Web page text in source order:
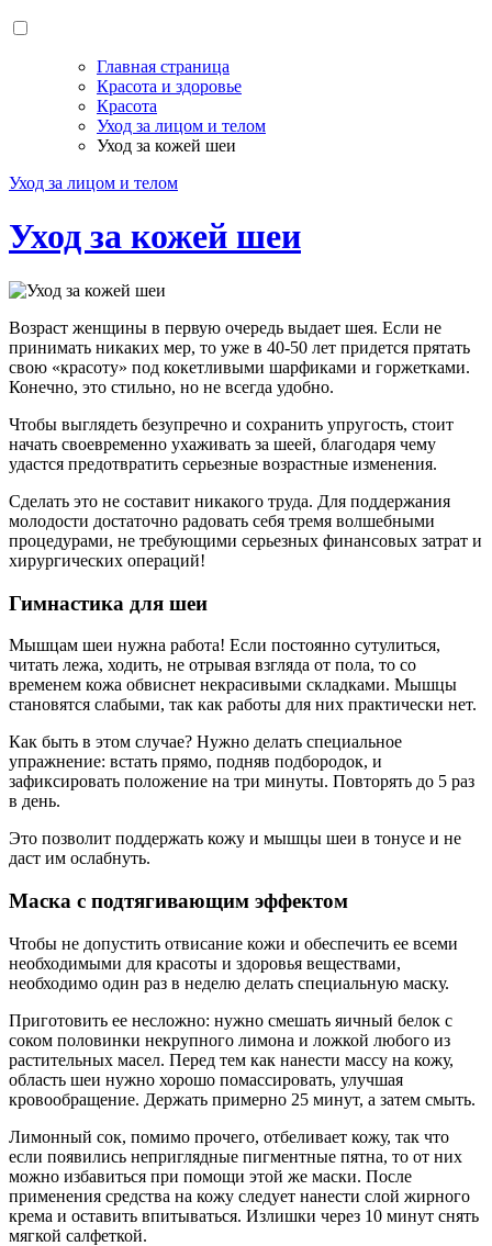
Главная страница
Красота и здоровье
Красота
Уход за лицом и телом
Уход за кожей шеи
Уход за лицом и телом
Уход за кожей шеи
Возраст женщины в первую очередь выдает шея. Если не
принимать никаких мер, то уже в 40-50 лет придется прятать
свою «красоту» под кокетливыми шарфиками и горжетками.
Конечно, это стильно, но не всегда удобно.
Чтобы выглядеть безупречно и сохранить упругость, стоит
начать своевременно ухаживать за шеей, благодаря чему
удастся предотвратить серьезные возрастные изменения.
Сделать это не составит никакого труда. Для поддержания
молодости достаточно радовать себя тремя волшебными
процедурами, не требующими серьезных финансовых затрат и
хирургических операций!
Гимнастика для шеи
Мышцам шеи нужна работа! Если постоянно сутулиться,
читать лежа, ходить, не отрывая взгляда от пола, то со
временем кожа обвиснет некрасивыми складками. Мышцы
становятся слабыми, так как работы для них практически нет.
Как быть в этом случае? Нужно делать специальное
упражнение: встать прямо, подняв подбородок, и
зафиксировать положение на три минуты. Повторять до 5 раз
в день.
Это позволит поддержать кожу и мышцы шеи в тонусе и не
даст им ослабнуть.
Маска с подтягивающим эффектом
Чтобы не допустить отвисание кожи и обеспечить ее всеми
необходимыми для красоты и здоровья веществами,
необходимо один раз в неделю делать специальную маску.
Приготовить ее несложно: нужно смешать яичный белок с
соком половинки некрупного лимона и ложкой любого из
растительных масел. Перед тем как нанести массу на кожу,
область шеи нужно хорошо помассировать, улучшая
кровообращение. Держать примерно 25 минут, а затем смыть.
Лимонный сок, помимо прочего, отбеливает кожу, так что
если появились неприглядные пигментные пятна, то от них
можно избавиться при помощи этой же маски. После
применения средства на кожу следует нанести слой жирного
крема и оставить впитываться. Излишки через 10 минут снять
мягкой салфеткой.